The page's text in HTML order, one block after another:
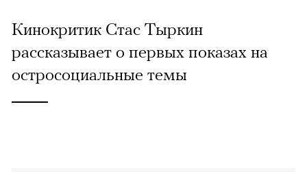
Кинокритик Стас Тыркин
рассказывает о первых показах на
остросоциальные темы